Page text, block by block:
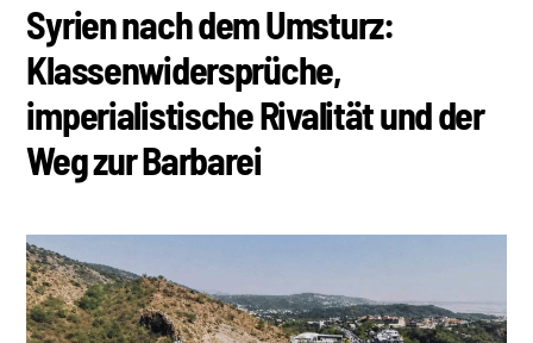
Syrien nach dem Umsturz:
Klassenwidersprüche,
imperialistische Rivalität und der
Weg zur Barbarei